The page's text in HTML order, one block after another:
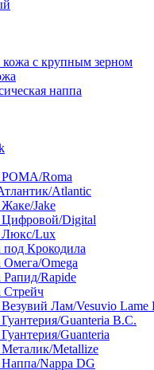
с крупным зерном
наппа
РОМА/Roma
Atlantic
Jake
Цифровой/Digital
Люкс/Lux
Крокодила
Omega
Rapide
Стрейч
Лам/Vesuvio Lame
Guanteria B.C.
Guanteria
Metallize
Nappa DG